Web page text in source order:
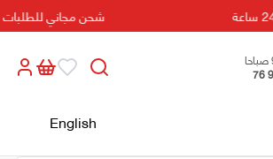
شحن مجاني للطلبات التي
متوفر يوميا من 9 صباحا
English